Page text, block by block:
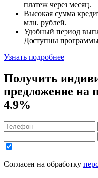
платеж через месяц.
Высокая сумма
млн. рублей.
Удобный период
Доступны
Узнать подробнее
Получить
предложение на
4.9%
Согласен на обработку